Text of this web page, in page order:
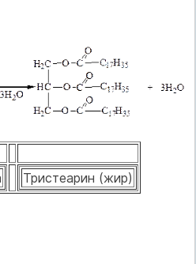
Тристеарин (жир)